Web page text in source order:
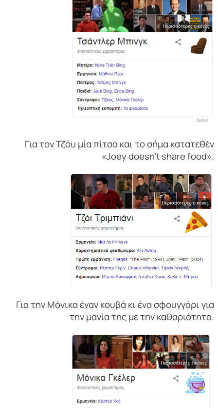
Για τον Τζόυ μία πίτσα και το σήμα κατατεθέν
«Joey doesn’t share food».
Για την Μόνικα έναν κουβά κι ένα σφουγγάρι για
την μανία της με την καθαριότητα.